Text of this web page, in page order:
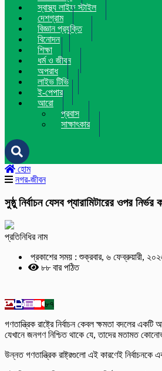
স্বাস্থ্য লাইফ স্টাইল
দেশগ্রাম
বিজ্ঞান প্রযুক্তি
বিনোদন
শিক্ষা
ধর্ম ও জীবন
অপরাধ
লাইভ টিভি
ই-পেপার
আরো
প্রবাস
সাক্ষাৎকার
হোম
নগর-জীবন
সুষ্ঠু নির্বাচন যেসব প্যারামিটারের ওপর নির্ভর
প্রতিনিধির নাম
প্রকাশের সময় : শুক্রবার, ৬ ফেব্রুয়ারী,
৮৮ বার পঠিত
৮৭
গণতান্ত্রিক রাষ্ট্রে নির্বাচন কেবল ক্ষমতা বদলের
যেখানে জনগণ নিশ্চিত থাকে যে, তাদের মতামত
উন্নত গণতান্ত্রিক রাষ্ট্রগুলো এই কারণেই নির্বাচনকে